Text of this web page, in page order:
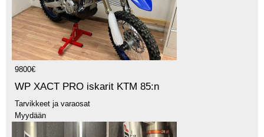
9800€
WP XACT PRO iskarit KTM 85:n
Tarvikkeet ja varaosat
Myydään